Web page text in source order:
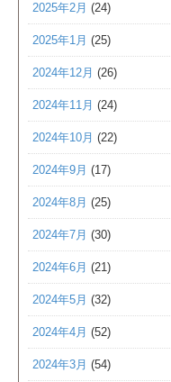
2025年2月 (24)
2025年1月 (25)
2024年12月 (26)
2024年11月 (24)
2024年10月 (22)
2024年9月 (17)
2024年8月 (25)
2024年7月 (30)
2024年6月 (21)
2024年5月 (32)
2024年4月 (52)
2024年3月 (54)